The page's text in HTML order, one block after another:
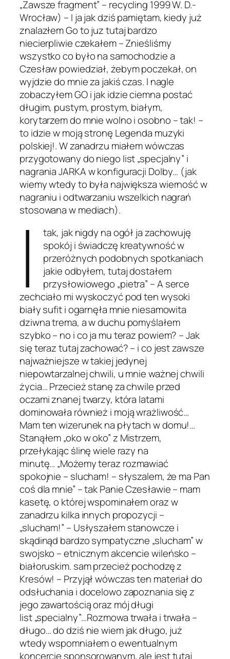
„Zawsze fragment” – recycling 1999 W. D.-
Wrocław) – I ja jak dziś pamiętam, kiedy już
znalazłem Go to juz tutaj bardzo
niecierpliwie czekałem – Znieśliśmy
wszystko co było na samochodzie a
Czesław powiedział, żebym poczekał, on
wyjdzie do mnie za jakiś czas. I nagle
zobaczyłem GO i jak idzie ciemna postać
długim, pustym, prostym, białym,
korytarzem do mnie wolno i osobno – tak! –
to idzie w moją stronę Legenda muzyki
polskiej!. W zanadrzu miałem wówczas
przygotowany do niego list „specjalny” i
nagrania JARKA w konfiguracji Dolby… (jak
wiemy wtedy to była największa wierność w
nagraniu i odtwarzaniu wszelkich nagrań
stosowana w mediach).
I
tak, jak nigdy na ogół ja zachowuję
spokój i świadczę kreatywność w
przeróżnych podobnych spotkaniach
jakie odbyłem, tutaj dostałem
przysłowiowego „pietra” – A serce
zechciało mi wyskoczyć pod ten wysoki
biały sufit i ogarnęła mnie niesamowita
dziwna trema, a w duchu pomyślałem
szybko – no i co ja mu teraz powiem? – Jak
się teraz tutaj zachować? – i co jest zawsze
najważniejsze w takiej jedynej
niepowtarzalnej chwili, u mnie ważnej chwili
życia… Przecież stanę za chwile przed
oczami znanej twarzy, która latami
dominowała również i moją wrażliwość…
Mam ten wizerunek na płytach w domu!…
Stanąłem „oko w oko” z Mistrzem,
przełykając ślinę wiele razy na
minutę… „Możemy teraz rozmawiać
spokojnie – slucham! – słyszalem, że ma Pan
coś dla mnie” – tak Panie Czesławie – mam
kasetę, o której wspominałem oraz w
zanadrzu kilka innych propozycji –
„slucham!” – Usłyszałem stanowcze i
skądinąd bardzo sympatyczne „slucham”w
swojsko – etnicznym akcencie wileńsko –
białoruskim. sam przecież pochodzę z
Kresów! – Przyjął wówczas ten materiał do
odsłuchania i docelowo zapoznania się z
jego zawartością oraz mój długi
list„specialny”…Rozmowa trwała i trwała –
długo… do dziś nie wiem jak długo, już
wtedy wspomniałem o ewentualnym
koncercie sponsorowanym, ale jest tutaj